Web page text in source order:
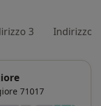
3 Indirizzo 4
71017